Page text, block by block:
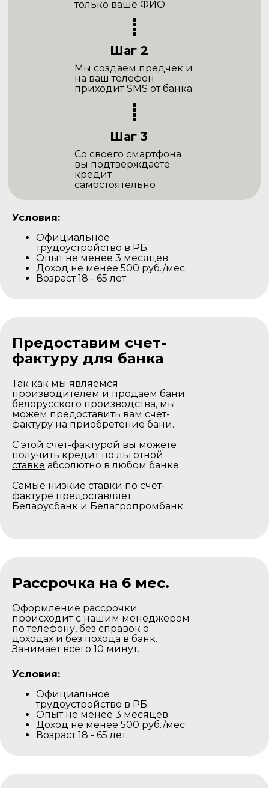
только ваше ФИО
Шаг 2
Мы создаем предчек и
на ваш телефон
приходит SMS от банка
Шаг 3
Со своего смартфона
вы подтверждаете
кредит
самостоятельно
Рассрочка на 6 мес.
Оформление рассрочки
происходит с нашим менеджером
по телефону, без справок о
доходах и без похода в банк.
Занимает всего 10 минут.
Условия:
Официальное
трудоустройство в РБ
Опыт не менее 3 месяцев
Доход не менее 500 руб./мес
Возраст 18 - 65 лет.
Условия:
Официальное
трудоустройство в РБ
Опыт не менее 3 месяцев
Доход не менее 500 руб./мес
Возраст 18 - 65 лет.
Предоставим счет-
фактуру для банка
Так как мы являемся
производителем и продаем бани
белорусского производства, мы
можем предоставить вам счет-
фактуру на приобретение бани.
С этой счет-фактурой вы можете
получить кредит по льготной
ставке абсолютно в любом банке.
Самые низкие ставки по счет-
фактуре предоставляет
Беларусбанк и Белагропромбанк